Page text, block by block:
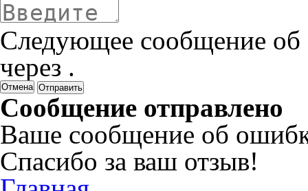
Следующее сообщение об
через .
Отмена
Сообщение отправлено
Ваше сообщение об
Спасибо за ваш отзыв!